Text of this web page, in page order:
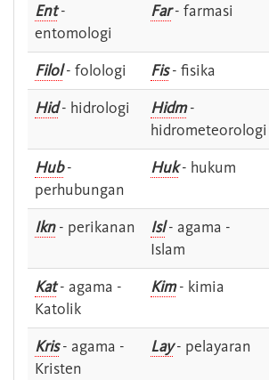
Ent-
entomologi
Far- farmasi
Filol- folologi Fis- fisika
Hid- hidrologi Hidm-
hidrometeorologi
Hub-
perhubungan
Huk- hukum
Ikn- perikanan Isl- agama -
Islam
Kat- agama -
Katolik
Kim- kimia
Kris- agama -
Kristen
Lay- pelayaran